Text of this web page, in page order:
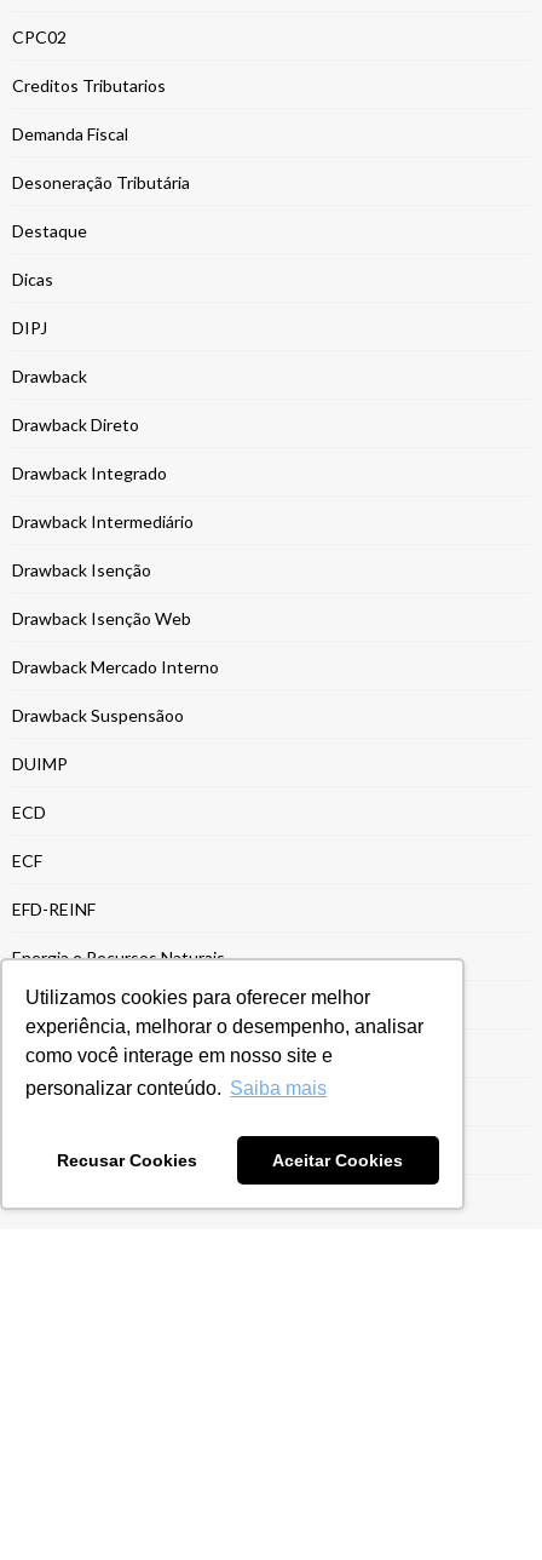
Utilizamos cookies para oferecer melhor
experiência, melhorar o desempenho, analisar
como você interage em nosso site e
personalizar conteúdo. Saiba mais
Recusar Cookies Aceitar Cookies
CPC02
Creditos Tributarios
Demanda Fiscal
Desoneração Tributária
Destaque
Dicas
DIPJ
Drawback
Drawback Direto
Drawback Integrado
Drawback Intermediário
Drawback Isenção
Drawback Isenção Web
Drawback Mercado Interno
Drawback Suspensãoo
DUIMP
ECD
ECF
EFD-REINF
Energia e Recursos Naturais
Entrega da ECF
Entrega ECF
Escrituração Contábil Fiscal
Estrutura para Gestão do Drawback